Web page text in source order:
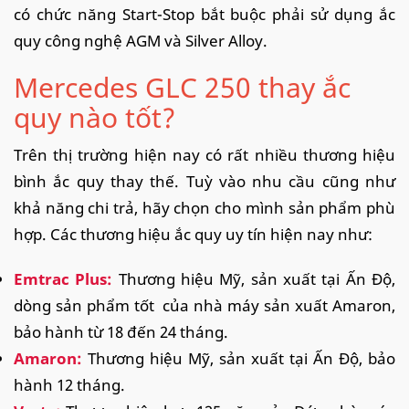
có chức năng Start-Stop bắt buộc phải sử dụng ắc
quy công nghệ AGM và Silver Alloy.
Mercedes GLC 250 thay ắc
quy nào tốt?
Trên thị trường hiện nay có rất nhiều thương hiệu
bình ắc quy thay thế. Tuỳ vào nhu cầu cũng như
khả năng chi trả, hãy chọn cho mình sản phẩm phù
hợp. Các thương hiệu ắc quy uy tín hiện nay như:
Emtrac Plus: Thương hiệu Mỹ, sản xuất tại Ấn Độ,
dòng sản phẩm tốt của nhà máy sản xuất Amaron,
bảo hành từ 18 đến 24 tháng.
Amaron: Thương hiệu Mỹ, sản xuất tại Ấn Độ, bảo
hành 12 tháng.